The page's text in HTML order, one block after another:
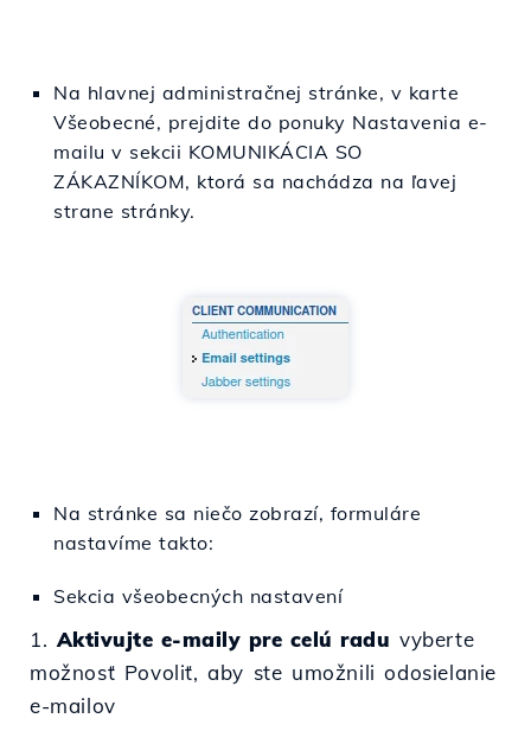
Na hlavnej administračnej stránke, v karte
Všeobecné, prejdite do ponuky Nastavenia e-
mailu v sekcii KOMUNIKÁCIA SO
ZÁKAZNÍKOM, ktorá sa nachádza na ľavej
strane stránky.
Na stránke sa niečo zobrazí, formuláre
nastavíme takto:
Sekcia všeobecných nastavení
1.Aktivujte e-maily pre celú radu vyberte
možnosť Povoliť, aby ste umožnili odosielanie
e-mailov